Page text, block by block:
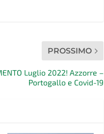
PROSSIMO
Luglio 2022! Azzorre –
Portogallo e Covid-19